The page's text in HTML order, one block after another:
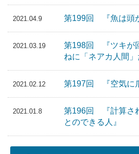
2021.04.9 第199回 『魚は頭
2021.03.19
第198回 『ツキが
ねに「ネアカ人間」
2021.02.12 第197回 『空気に
2021.01.8
第196回 『計算さ
とのできる人』